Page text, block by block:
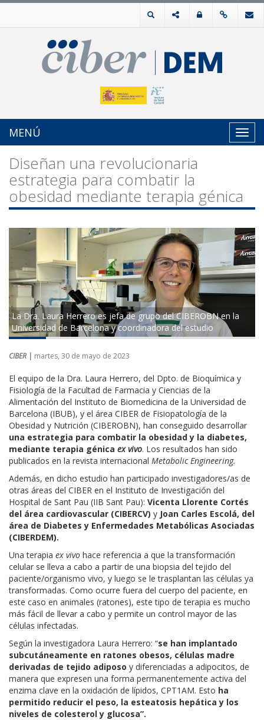
MENÚ
Diseñan una revolucionaria
estrategia para combatir la
obesidad mediante terapia génica
La Dra. Laura Herrero es jefa de grupo del CIBEROBN en la
Universidad de Barcelona y coordinadora del estudio
CIBER | martes, 30 de mayo de 2023
El equipo de la Dra. Laura Herrero, del Dpto. de Bioquímica y
Fisiología de la Facultad de Farmacia y Ciencias de la
Alimentación del Instituto de Biomedicina de la Universidad de
Barcelona (IBUB), y el área CIBER de Fisiopatología de la
Obesidad y Nutrición (CIBEROBN), han conseguido desarrollar
una estrategia para combatir la obesidad y la diabetes,
mediante terapia génica ex vivo. Los resultados han sido
publicados en la revista internacional Metabolic Engineering.
Además, en dicho estudio han participado investigadores/as de
otras áreas del CIBER en el Instituto de Investigación del
Hospital de Sant Pau (IIB Sant Pau): Vicenta Llorente Cortés
del área cardiovascular (CIBERCV) y Joan Carles Escolá, del
área de Diabetes y Enfermedades Metabólicas Asociadas
(CIBERDEM).
Una terapia ex vivo hace referencia a que la transformación
celular se lleva a cabo a partir de una biopsia del tejido del
paciente/organismo vivo, y luego se le trasplantan las células ya
transformadas. Como ocurre fuera del cuerpo del paciente, en
este caso en animales (ratones), este tipo de terapia es mucho
más fácil de llevar a cabo y permite un control mayor de las
células infectadas.
Según la investigadora Laura Herrero: “se han implantado
subcutáneamente en ratones obesos, células madre
derivadas de tejido adiposo y diferenciadas a adipocitos, de
manera que expresen una forma permanentemente activa del
enzima clave en la oxidación de lípidos, CPT1AM. Esto ha
permitido reducir el peso, la esteatosis hepática y los
niveles de colesterol y glucosa”.